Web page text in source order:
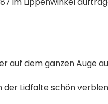
auf dem ganzen Auge
der Lidfalte schön